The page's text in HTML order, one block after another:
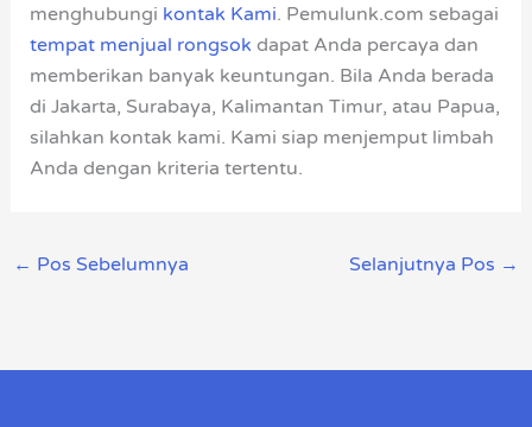
menghubungi kontak Kami. Pemulunk.com sebagai
tempat menjual rongsok dapat Anda percaya dan
memberikan banyak keuntungan. Bila Anda berada
di Jakarta, Surabaya, Kalimantan Timur, atau Papua,
silahkan kontak kami. Kami siap menjemput limbah
Anda dengan kriteria tertentu.
← Pos Sebelumnya Selanjutnya Pos →